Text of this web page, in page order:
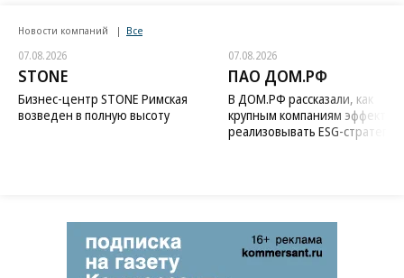
Новости компаний Все
07.08.2026
STONE
Бизнес-центр STONE Римская
возведен в полную высоту
07.08.2026
ПАО ДОМ.РФ
В ДОМ.РФ рассказали, как
крупным компаниям
реализовывать ESG-стратегию